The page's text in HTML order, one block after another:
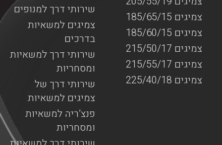
שירותי דרך למנופים
צמיגים למשאיות
בדרכים
שירותי דרך למשאיות
ומסחריות
שירותי דרך של
צמיגים למשאיות
פנצ’ריה למשאיות
ומסחריות
צמיגים 185/65/15
צמיגים 185/60/15
צמיגים 215/50/17
צמיגים 215/55/17
צמיגים 225/40/18